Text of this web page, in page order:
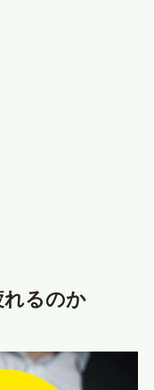
れるのか